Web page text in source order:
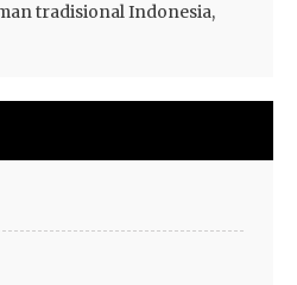
tradisional Indonesia,